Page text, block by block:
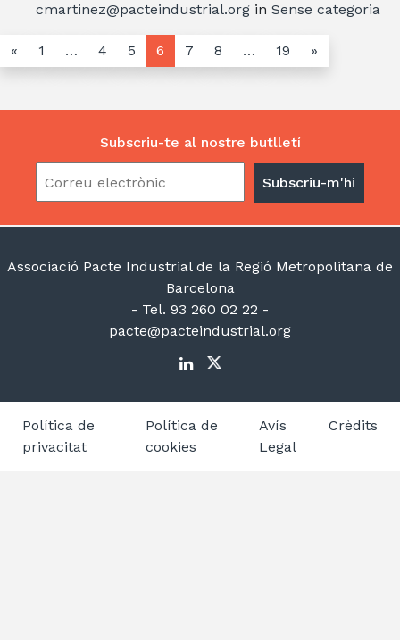
cmartinez@pacteindustrial.org in Sense categoria
« 1 … 4 5 6 7 8 … 19 »
Subscriu-te al nostre butlletí
Associació Pacte Industrial de la Regió Metropolitana de
Barcelona
- Tel. 93 260 02 22 -
pacte@pacteindustrial.org
Política de
privacitat
Política de
cookies
Avís
Legal
Crèdits